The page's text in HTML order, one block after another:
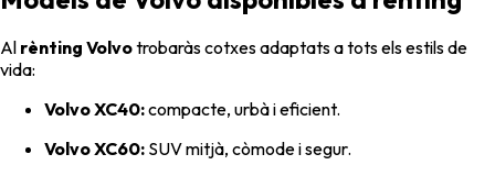
Al rènting Volvotrobaràs cotxes adaptats a tots els estils de
vida:
Volvo XC40:compacte, urbà i eficient.
Volvo XC60: SUV mitjà, còmode i segur.